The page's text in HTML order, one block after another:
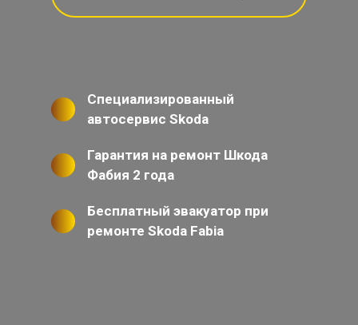
Специализированный
автосервис Skoda
Гарантия на ремонт Шкода
Фабия 2 года
Бесплатный эвакуатор при
ремонте Skoda Fabia